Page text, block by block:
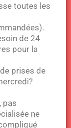
toutes les
de 24
pour la
prises de
pas
ne